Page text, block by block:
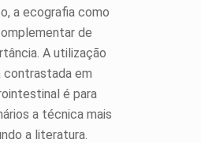
a ecografia como
de
A utilização
contrastada em
é para
a técnica mais
a literatura.